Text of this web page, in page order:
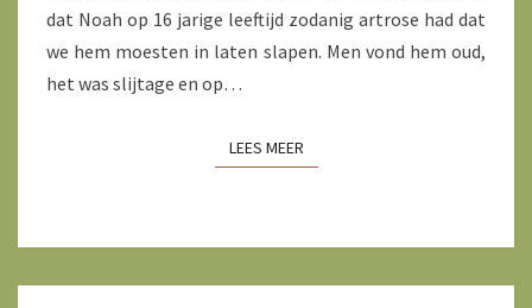
dat Noah op 16 jarige leeftijd zodanig artrose had dat
we hem moesten in laten slapen. Men vond hem oud,
het was slijtage en op…
LEES MEERLEES MEER